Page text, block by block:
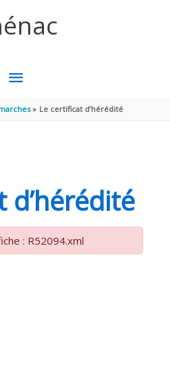
MENU
PRINCIPAL
Le certificat d’hérédité
d’hérédité
: R52094.xml